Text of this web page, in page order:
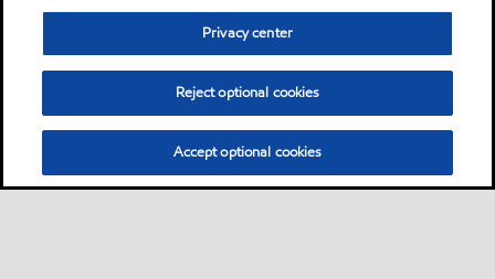
Privacy center
Reject optional cookies
Accept optional cookies